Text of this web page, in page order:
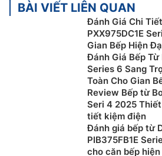
BÀI VIẾT LIÊN QUAN
Đánh Giá Chi
PXX975DC1E
Gian Bếp Hiện
Đánh Giá Bếp Từ
Series 6 Sang
Toàn Cho Gian
Review Bếp từ
Seri 4 2025 Thiết kế sang, nấu nhanh,
tiết kiệm điện
Đánh giá bếp từ
PIB375FB1E
cho căn bếp hiện